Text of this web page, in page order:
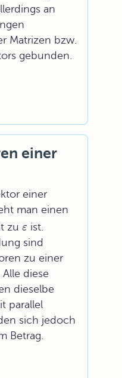
an
Matrizen bzw.
gebunden.
einer
einer
man einen
zu ε ist.
sind
zu einer
diese
dieselbe
parallel
sich jedoch
Betrag.